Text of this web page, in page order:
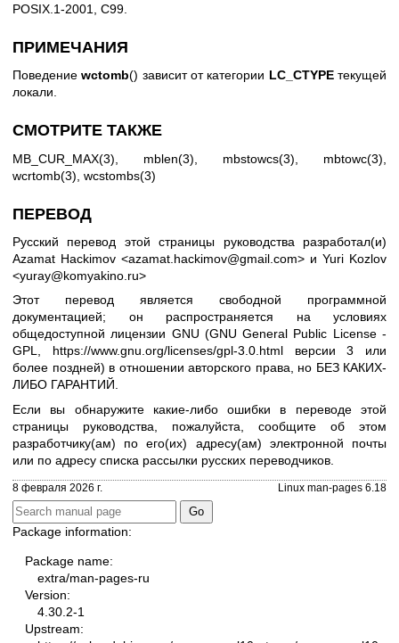
POSIX.1-2001, C99.
ПРИМЕЧАНИЯ
Поведениеwctomb() зависит от категории LC_CTYPEтекущей
локали.
СМОТРИТЕ ТАКЖЕ
MB_CUR_MAX(3) mblen(3) mbstowcs(3) mbtowc(3)
wcrtomb(3) wcstombs(3)
ПЕРЕВОД
Русский перевод этой страницы руководства разработал(и)
Azamat Hackimov <azamat.hackimov@gmail.com> и Yuri Kozlov
<yuray@komyakino.ru>
Этот перевод является свободной программной
документацией; он распространяется на условиях
общедоступной лицензии GNU (GNU General Public License -
GPL, https://www.gnu.org/licenses/gpl-3.0.htmlверсии 3 или
более поздней) в отношении авторского права, но БЕЗ КАКИХ-
ЛИБО ГАРАНТИЙ.
Если вы обнаружите какие-либо ошибки в переводе этой
страницы руководства, пожалуйста, сообщите об этом
разработчику(ам) по его(их) адресу(ам) электронной почты
или по адресу списка рассылки русских переводчиков
8 февраля 2026 г. Linux man-pages 6.18
Package information:
Package name:
extra/man-pages-ru
Version:
4.30.2-1
Upstream: